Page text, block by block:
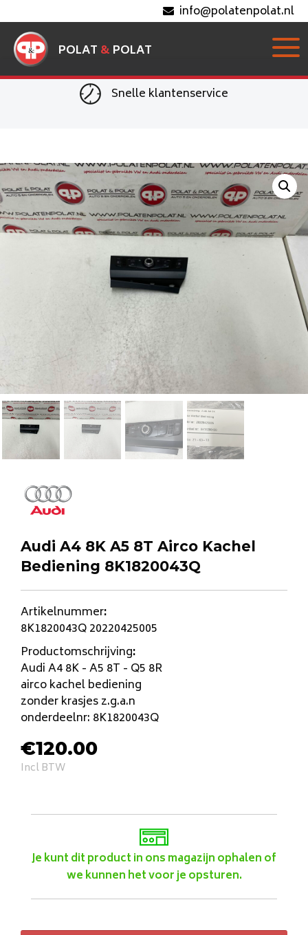
info@polatenpolat.nl
POLAT & POLAT
Snelle klantenservice
Audi A4 8K A5 8T Airco Kachel
Bediening 8K1820043Q
Artikelnummer:
8K1820043Q 20220425005
Productomschrijving:
Audi A4 8K - A5 8T - Q5 8R
airco kachel bediening
zonder krasjes z.g.a.n
onderdeelnr: 8K1820043Q
€120.00
Incl BTW
Je kunt dit product in ons magazijn ophalen of
we kunnen het voor je opsturen.